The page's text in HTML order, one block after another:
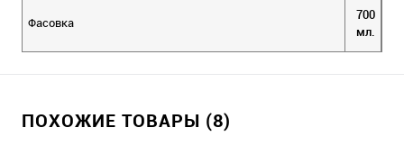
Фасовка
700
мл.
ПОХОЖИЕ ТОВАРЫ (8)